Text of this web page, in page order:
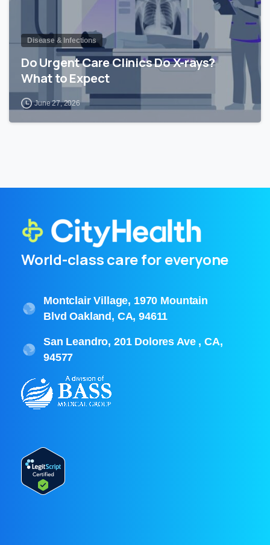
Disease & Infections
Do Urgent Care Clinics Do X-rays?
What to Expect
June 27, 2026
World-class care for everyone
Montclair Village, 1970 Mountain
Blvd Oakland, CA, 94611
San Leandro, 201 Dolores Ave , CA,
94577